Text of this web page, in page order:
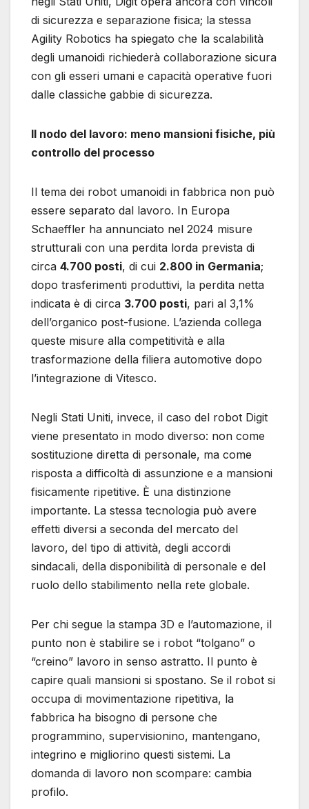
di sicurezza e separazione fisica; la stessa
Agility Robotics ha spiegato che la scalabilità
degli umanoidi richiederà collaborazione sicura
con gli esseri umani e capacità operative fuori
dalle classiche gabbie di sicurezza.
Il nodo del lavoro: meno mansioni fisiche, più
controllo del processo
Il tema dei robot umanoidi in fabbrica non può
essere separato dal lavoro. In Europa
Schaeffler ha annunciato nel 2024 misure
strutturali con una perdita lorda prevista di
circa 4.700 posti, di cui 2.800 in Germania;
dopo trasferimenti produttivi, la perdita netta
indicata è di circa 3.700 posti, pari al 3,1%
dell’organico post-fusione. L’azienda collega
queste misure alla competitività e alla
trasformazione della filiera automotive dopo
l’integrazione di Vitesco.
Negli Stati Uniti, invece, il caso del robot Digit
viene presentato in modo diverso: non come
sostituzione diretta di personale, ma come
risposta a difficoltà di assunzione e a mansioni
fisicamente ripetitive. È una distinzione
importante. La stessa tecnologia può avere
effetti diversi a seconda del mercato del
lavoro, del tipo di attività, degli accordi
sindacali, della disponibilità di personale e del
ruolo dello stabilimento nella rete globale.
Per chi segue la stampa 3D e l’automazione, il
punto non è stabilire se i robot “tolgano” o
“creino” lavoro in senso astratto. Il punto è
capire quali mansioni si spostano. Se il robot si
occupa di movimentazione ripetitiva, la
fabbrica ha bisogno di persone che
programmino, supervisionino, mantengano,
integrino e migliorino questi sistemi. La
domanda di lavoro non scompare: cambia
profilo.